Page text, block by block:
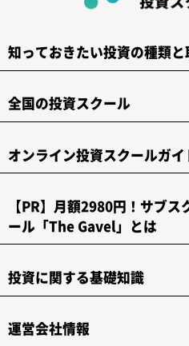
知っておきたい投資の種類
全国の投資スクール
オンライン投資スクールガイ
【PR】月額2980円！サブ
ール「The Gavel」とは
投資に関する基礎知識
運営会社情報